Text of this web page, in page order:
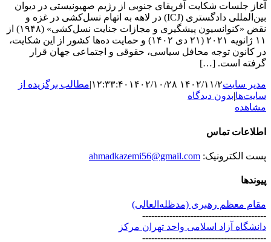
شکایت آفریقای جنوبی از رژیم صهیونیستی در دیوان
بین‌المللی دادگستری (ICJ) در لاهه به اتهام نسل‌کشی در غزه و
نقض «کنوانسیون پیشگیری و مجازات جنایت نسل‌کشی» (۱۹۴۸) از
۱۱ ژانویه ۲۰۲۱ (۲۱ دی ۱۴۰۲) و حمایت ده‌ها کشور از این شکایت،
توجه محافل سیاسی، حقوقی و اجتماعی جهان قرار
است. […]
۱۴۰۲/۱۱/۲ ۱۲:۳۳:۴۰ ۱۴۰۲/۱۰/۲۸ |مطالب برگزیده از
|بدون دیدگاه
تماس
ahmadkazemi56@gmail.com
رهبری (مد‌ظله‌العالی)
آزاد اسلامی واحد تهران مرکز